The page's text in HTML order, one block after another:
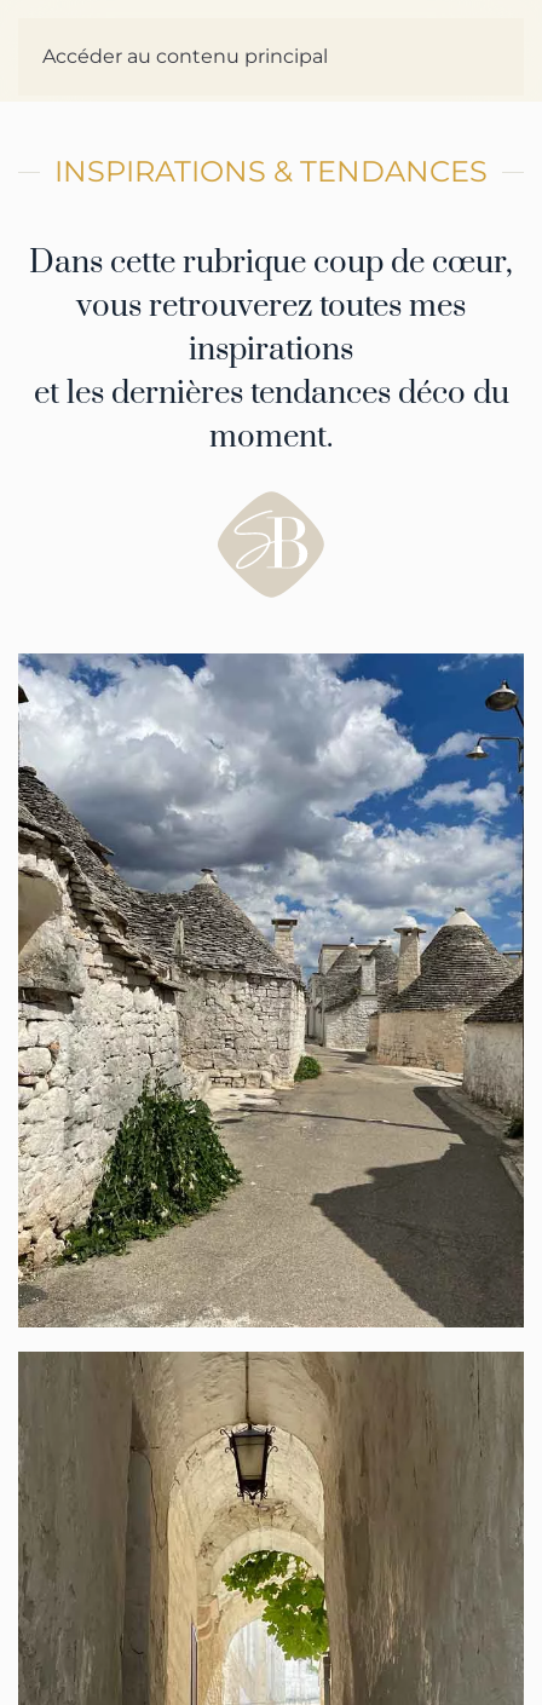
Accéder au contenu principal
INSPIRATIONS & TENDANCES
Dans cette rubrique coup de cœur,
vous retrouverez toutes mes
inspirations
et les dernières tendances déco du
moment.